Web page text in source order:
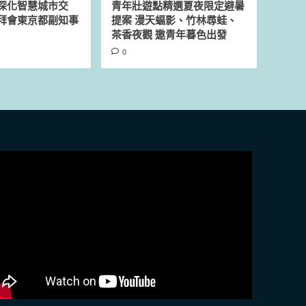
化智慧城市交
東京都副知事
青年壯遊點精選夏夜限定避暑
提案 漫天蝠影、竹林尋蛙、
茶香夜觀 邀青年暮色出發
0